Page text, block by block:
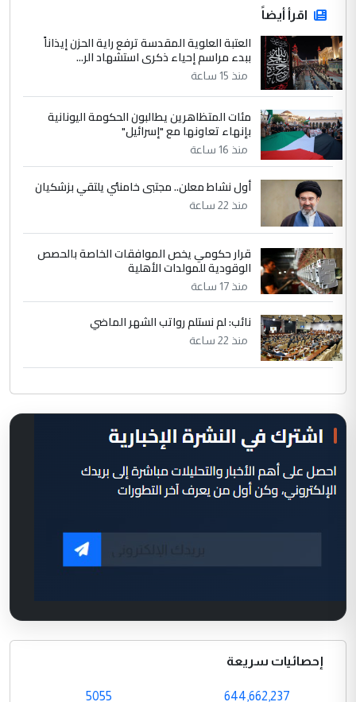
اقرأ أيضاً
العتبة العلوية المقدسة ترفع راية الحزن إيذاناً
ببدء مراسم إحياء ذكرى استشهاد الر...
منذ 15 ساعة
مئات المتظاهرين يطالبون الحكومة اليونانية
بإنهاء تعاونها مع "إسرائيل"
منذ 16 ساعة
أول نشاط معلن.. مجتبى خامنئي يلتقي بزشكيان
منذ 22 ساعة
قرار حكومي يخص الموافقات الخاصة بالحصص
الوقودية للمولدات الأهلية
منذ 17 ساعة
نائب: لم نستلم رواتب الشهر الماضي
منذ 22 ساعة
إحصائيات سريعة
644,662,237
5055